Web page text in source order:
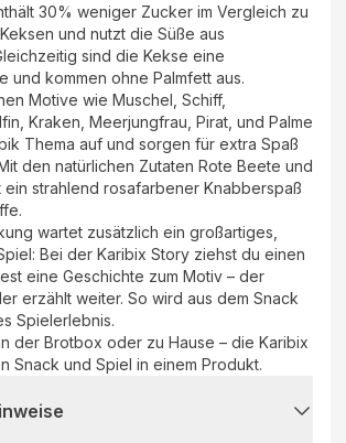
30% weniger Zucker im Vergleich zu
und nutzt die Süße aus
sind die Kekse eine
und kommen ohne Palmfett aus.
Motive wie Muschel, Schiff,
Kraken, Meerjungfrau, Pirat, und Palme
Thema auf und sorgen für extra Spaß
den natürlichen Zutaten Rote Beete und
ein strahlend rosafarbener Knabberspaß
wartet zusätzlich ein großartiges,
Bei der Karibix Story ziehst du einen
eine Geschichte zum Motiv – der
erzählt weiter. So wird aus dem Snack
Spielerlebnis.
der Brotbox oder zu Hause – die Karibix
Snack und Spiel in einem Produkt.